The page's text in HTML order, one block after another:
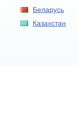
Беларусь
Казахстан